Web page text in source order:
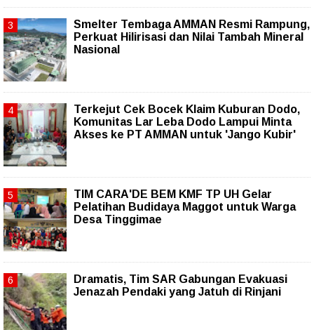
Smelter Tembaga AMMAN Resmi Rampung,
Perkuat Hilirisasi dan Nilai Tambah Mineral
Nasional
Terkejut Cek Bocek Klaim Kuburan Dodo,
Komunitas Lar Leba Dodo Lampui Minta
Akses ke PT AMMAN untuk 'Jango Kubir'
TIM CARA'DE BEM KMF TP UH Gelar
Pelatihan Budidaya Maggot untuk Warga
Desa Tinggimae
Dramatis, Tim SAR Gabungan Evakuasi
Jenazah Pendaki yang Jatuh di Rinjani